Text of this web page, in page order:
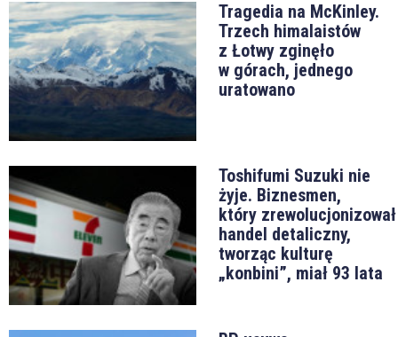
Tragedia na McKinley.
Trzech himalaistów
z Łotwy zginęło
w górach, jednego
uratowano
Toshifumi Suzuki nie
żyje. Biznesmen,
który zrewolucjonizował
handel detaliczny,
tworząc kulturę
„konbini”, miał 93 lata